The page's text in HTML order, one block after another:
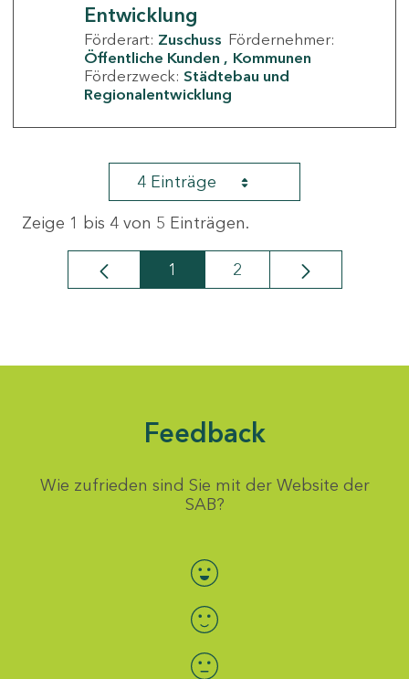
Entwicklung
Förderart: Zuschuss Fördernehmer:
Öffentliche Kunden
Kommunen
Förderzweck: Städtebau und
Regionalentwicklung
4 Einträge
Zeige 1 bis 4 von 5 Einträgen.
Seite
1 Seite
2
Feedback
Wie zufrieden sind Sie mit der Website der
SAB?
Bewertung auswählen